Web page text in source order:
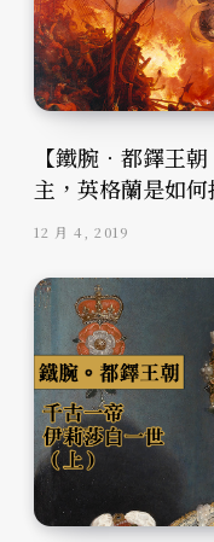
【鐵腕．都鐸王
主，英格蘭是如
12 月 4, 2019